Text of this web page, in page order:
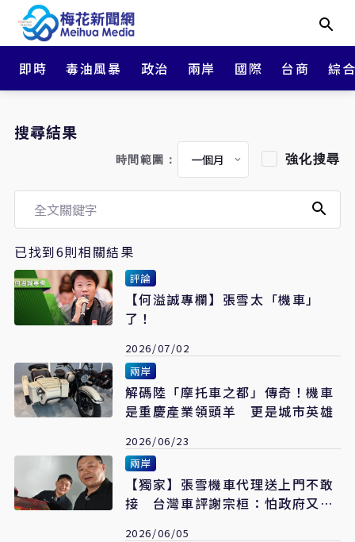
即時 毒油風暴 政治 兩岸 國際 台商 綜
搜尋結果
時間範圍： 強化搜尋
已找到6則相關結果
評論
【何溢誠專欄】張雪太「機車」
了！
2026/07/02
兩岸
解碼陸「摩托車之都」傳奇！機車
是重慶產業領頭羊 更是城市英雄
2026/06/23
兩岸
【獨家】張雪機車代理送上門不敢
接 台灣車評謝宗桓：怕政府又封
2026/06/05